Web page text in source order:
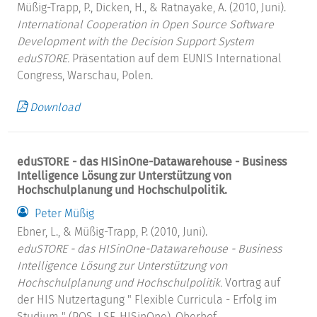
Müßig-Trapp, P., Dicken, H., & Ratnayake, A. (2010, Juni).
International Cooperation in Open Source Software
Development with the Decision Support System
eduSTORE. Präsentation auf dem EUNIS International
Congress, Warschau, Polen.
Download
eduSTORE - das HISinOne-Datawarehouse - Business
Intelligence Lösung zur Unterstützung von
Hochschulplanung und Hochschulpolitik.
Peter Müßig
Ebner, L., & Müßig-Trapp, P. (2010, Juni).
eduSTORE - das HISinOne-Datawarehouse - Business
Intelligence Lösung zur Unterstützung von
Hochschulplanung und Hochschulpolitik. Vortrag auf
der HIS Nutzertagung " Flexible Curricula - Erfolg im